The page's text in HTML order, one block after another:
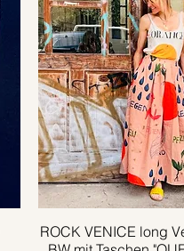
ROCK VENICE long